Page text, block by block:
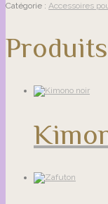
Catégorie : Accessoires